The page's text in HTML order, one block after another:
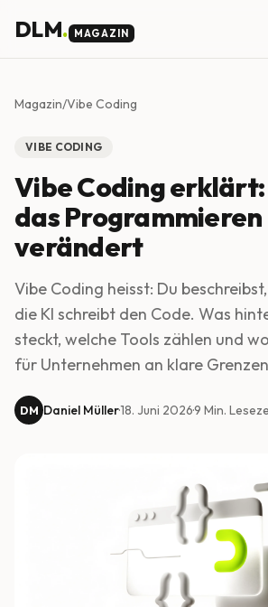
DLM. MAGAZIN
Magazin/Vibe Coding
VIBE CODING
Vibe Coding erklärt:
das Programmieren
verändert
Vibe Coding heisst: Du
die KI schreibt den Code. Was
steckt, welche Tools zählen und
für Unternehmen an klare
DM Daniel Müller·18. Juni 2026·9 Min.